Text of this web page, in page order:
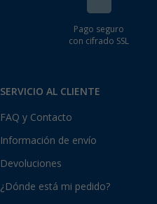
Pago seguro
con cifrado SSL
SERVICIO AL CLIENTE
FAQ y Contacto
Información de envío
Devoluciones
¿Dónde está mi pedido?